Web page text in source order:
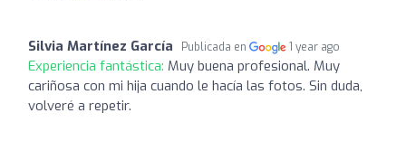
Silvia Martínez García Publicada en 1 year ago
Experiencia fantástica: Muy buena profesional. Muy
cariñosa con mi hija cuando le hacía las fotos. Sin duda,
volveré a repetir.